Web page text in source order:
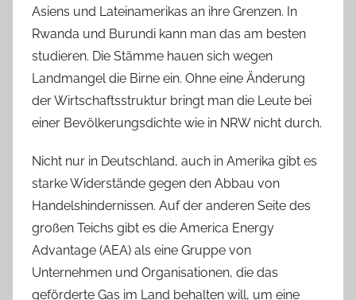
Asiens und Lateinamerikas an ihre Grenzen. In
Rwanda und Burundi kann man das am besten
studieren. Die Stämme hauen sich wegen
Landmangel die Birne ein. Ohne eine Änderung
der Wirtschaftsstruktur bringt man die Leute bei
einer Bevölkerungsdichte wie in NRW nicht durch.
Nicht nur in Deutschland, auch in Amerika gibt es
starke Widerstände gegen den Abbau von
Handelshindernissen. Auf der anderen Seite des
großen Teichs gibt es die America Energy
Advantage (AEA) als eine Gruppe von
Unternehmen und Organisationen, die das
geförderte Gas im Land behalten will, um eine